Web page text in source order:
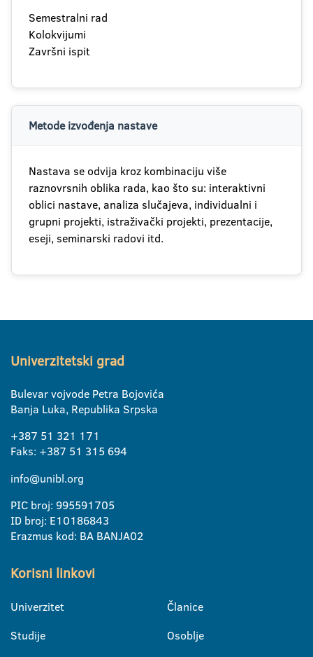
Semestralni rad
Kolokvijumi
Završni ispit
Metode izvođenja nastave
Nastava se odvija kroz kombinaciju više
raznovrsnih oblika rada, kao što su: interaktivni
oblici nastave, analiza slučajeva, individualni i
grupni projekti, istraživački projekti, prezentacije,
eseji, seminarski radovi itd.
Univerzitetski grad
Bulevar vojvode Petra Bojovića
Banja Luka, Republika Srpska
+387 51 321 171
Faks: +387 51 315 694
info@unibl.org
PIC broj: 995591705
ID broj: E10186843
Erazmus kod: BA BANJA02
Korisni linkovi
Univerzitet
Studije
Članice
Osoblje